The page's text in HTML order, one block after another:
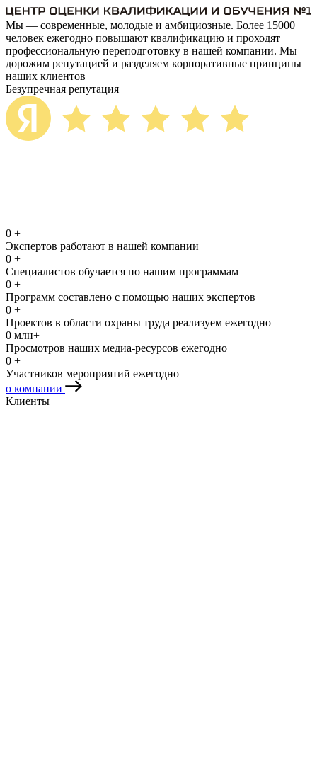
Мы — современные, молодые и амбициозные. Более 15000
человек ежегодно повышают квалификацию и проходят
профессиональную переподготовку в нашей компании. Мы
дорожим репутацией и разделяем корпоративные принципы
наших клиентов
Безупречная репутация
0 +
Экспертов работают в нашей компании
0 +
Специалистов обучается по нашим программам
0 +
Программ составлено с помощью наших экспертов
0 +
Проектов в области охраны труда реализуем ежегодно
0 млн+
Просмотров наших медиа-ресурсов ежегодно
0 +
Участников мероприятий ежегодно
о компании
Клиенты